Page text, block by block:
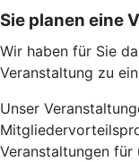
Sie planen eine
Wir haben für Sie
Veranstaltung zu
Unser
Veranstaltungen